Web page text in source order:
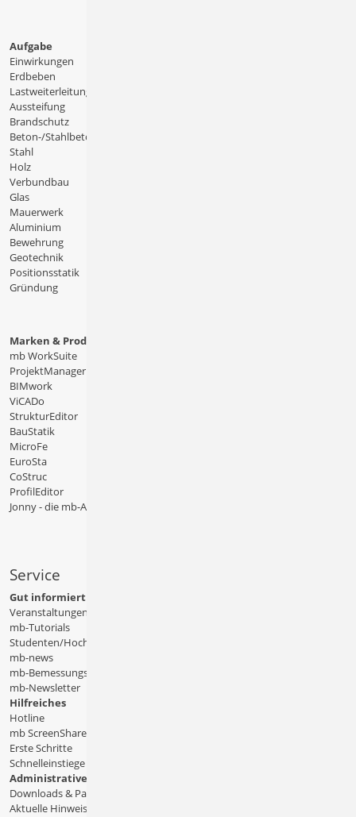
Aufgabe
Einwirkungen
Erdbeben
Lastweiterleitung
Aussteifung
Brandschutz
Beton-/Stahlbeton
Stahl
Holz
Verbundbau
Glas
Mauerwerk
Aluminium
Bewehrung
Geotechnik
Positionsstatik
Gründung
Marken & Produkte
mb WorkSuite
ProjektManager
BIMwork
ViCADo
StrukturEditor
BauStatik
MicroFe
EuroSta
CoStruc
ProfilEditor
Jonny - die mb-App
Service
Gut informiert
Veranstaltungen
mb-Tutorials
Studenten/Hochschule
mb-news
mb-Bemessungstafeln
mb-Newsletter
Hilfreiches
Hotline
mb ScreenShare
Erste Schritte
Schnelleinstiege & Doku
Administratives
Downloads & Patches
Aktuelle Hinweise